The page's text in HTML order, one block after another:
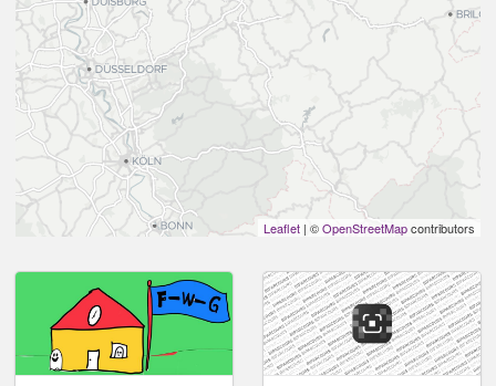
Leaflet | ©OpenStreetMapcontributors